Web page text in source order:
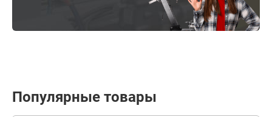
Популярные товары